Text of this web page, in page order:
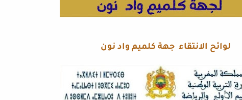
لوائح الانتقاء جهة كلميم واد نون